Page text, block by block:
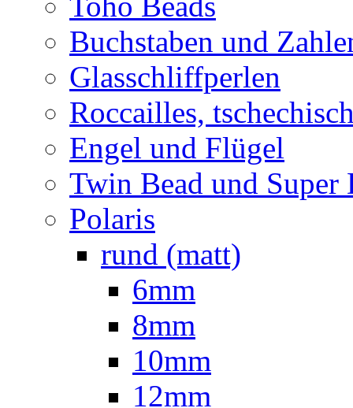
Buchstaben und
Glasschliffperlen
Roccailles,
Engel und Flügel
Twin Bead und Super
Polaris
rund (matt)
6mm
8mm
10mm
12mm